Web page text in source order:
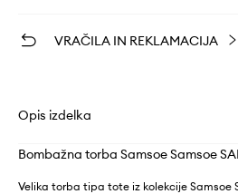
VRAČILA IN REKLAMACIJA
Opis izdelka
Bombažna torba Samsoe Samsoe
Velika torba tipa tote iz kolekcije Samsoe